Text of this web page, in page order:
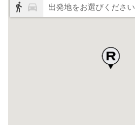
出発地をお選びください